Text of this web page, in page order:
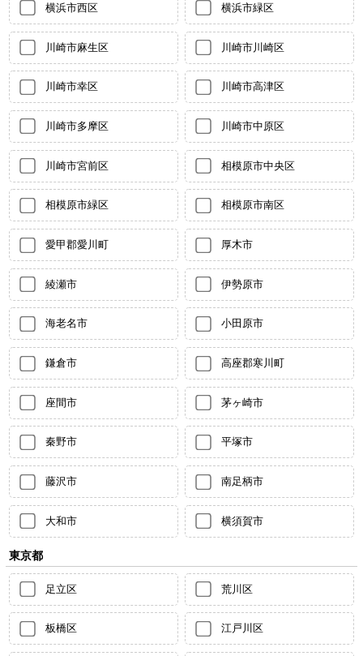
横浜市西区 横浜市緑区
川崎市麻生区 川崎市川崎区
川崎市幸区 川崎市高津区
川崎市多摩区 川崎市中原区
川崎市宮前区 相模原市中央区
相模原市緑区 相模原市南区
愛甲郡愛川町 厚木市
綾瀬市 伊勢原市
海老名市 小田原市
鎌倉市 高座郡寒川町
座間市 茅ヶ崎市
秦野市 平塚市
藤沢市 南足柄市
大和市 横須賀市
東京都
足立区 荒川区
板橋区 江戸川区